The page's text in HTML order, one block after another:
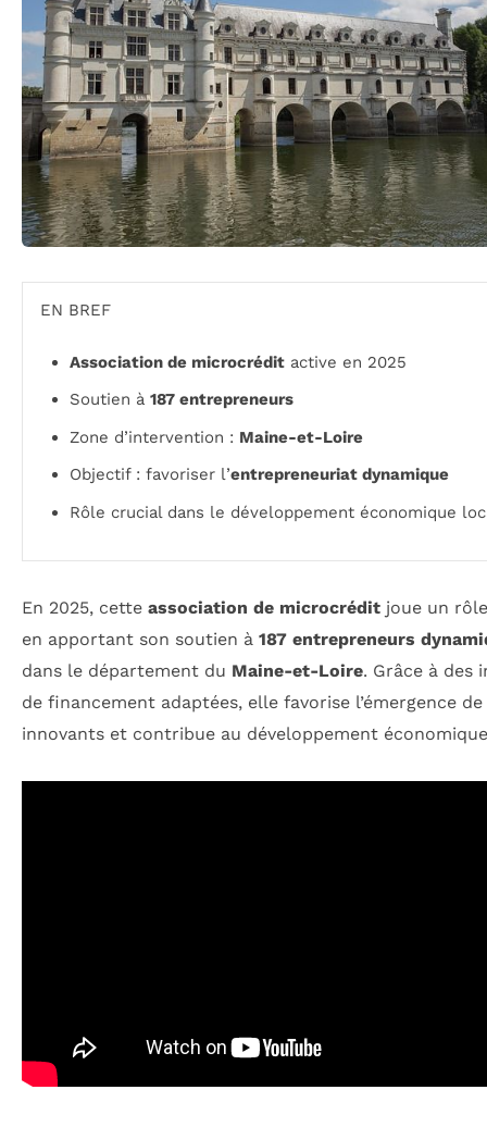
EN BREF
Association de microcrédit active en 2025
Soutien à 187 entrepreneurs
Zone d’intervention : Maine-et-Loire
Objectif : favoriser l’entrepreneuriat dynamique
Rôle crucial dans le développement économique
En 2025, cette association de microcrédit joue un
en apportant son soutien à 187 entrepreneurs
dans le département du Maine-et-Loire. Grâce à des
de financement adaptées, elle favorise l’émergence
innovants et contribue au développement